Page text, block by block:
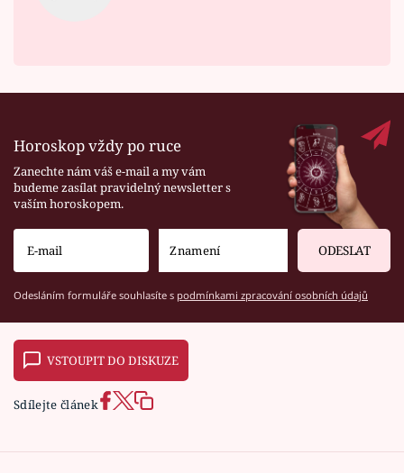
Horoskop vždy po ruce
Zanechte nám váš e-mail a my vám
budeme zasílat pravidelný newsletter s
vaším horoskopem.
ODESLAT
Odesláním formuláře souhlasíte s podmínkami zpracování osobních údajů
VSTOUPIT DO DISKUZE
Sdílejte článek